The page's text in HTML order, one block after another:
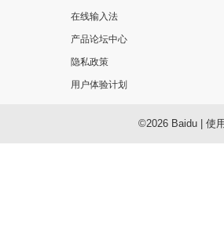
在线输入法
产品论坛中心
隐私政策
用户体验计划
©2026 Baidu| 使